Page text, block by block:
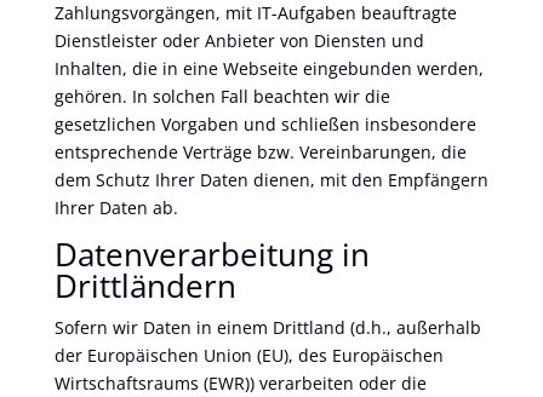
Zahlungsvorgängen, mit IT-Aufgaben beauftragte
Dienstleister oder Anbieter von Diensten und
Inhalten, die in eine Webseite eingebunden werden,
gehören. In solchen Fall beachten wir die
gesetzlichen Vorgaben und schließen insbesondere
entsprechende Verträge bzw. Vereinbarungen, die
dem Schutz Ihrer Daten dienen, mit den Empfängern
Ihrer Daten ab.
Datenverarbeitung in
Drittländern
Sofern wir Daten in einem Drittland (d.h., außerhalb
der Europäischen Union (EU), des Europäischen
Wirtschaftsraums (EWR)) verarbeiten oder die